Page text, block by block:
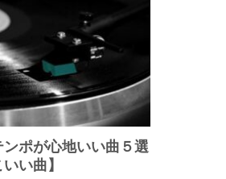
ポが心地いい曲５選
い曲】